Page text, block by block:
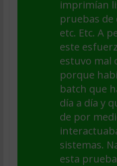
imprimían
pruebas de
etc. Etc. A
este
estuvo mal
porque
batch que
día a día y
de por
sistemas.
esta